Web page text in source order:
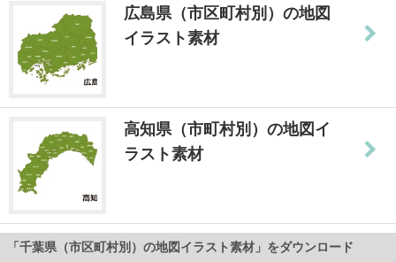
広島県（市区町村別）の地図
イラスト素材
高知県（市町村別）の地図イ
ラスト素材
「千葉県（市区町村別）の地図イラスト素材」をダウンロード